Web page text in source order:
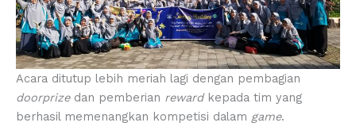
Acara ditutup lebih meriah lagi dengan pembagian
doorprizedan pemberian rewardkepada tim yang
berhasil memenangkan kompetisi dalam game.